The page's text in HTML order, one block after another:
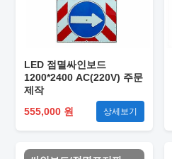
LED 점멸싸인보드
1200*2400 AC(220V) 주문
제작
555,000 원
상세보기